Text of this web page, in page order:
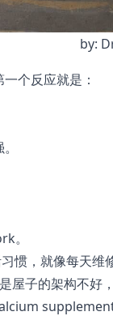
by:
个反应就是：
。
惯，就像每天维
子的架构不好
supplement